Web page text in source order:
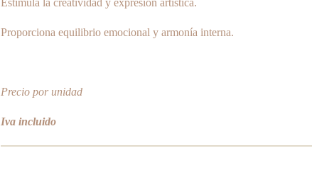
Estimula la creatividad y expresión artística.
Proporciona equilibrio emocional y armonía interna.
Precio por unidad
Iva incluido